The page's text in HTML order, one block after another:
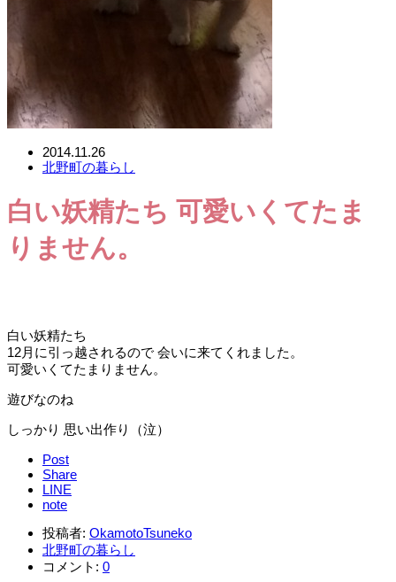
2014.11.26
北野町の暮らし
白い妖精たち 可愛いくてたま
りません。
白い妖精たち
12月に引っ越されるので 会いに来てくれました。
可愛いくてたまりません。
遊びなのね
しっかり 思い出作り（泣）
Post
Share
LINE
note
投稿者: OkamotoTsuneko
北野町の暮らし
コメント: 0